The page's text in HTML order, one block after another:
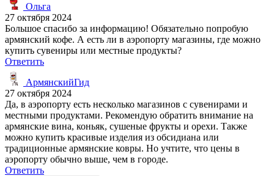
Ольга
27 октября 2024
Большое спасибо за информацию! Обязательно попробую
армянский кофе. А есть ли в аэропорту магазины, где можно
купить сувениры или местные продукты?
Ответить
АрмянскийГид
27 октября 2024
Да, в аэропорту есть несколько магазинов с сувенирами и
местными продуктами. Рекомендую обратить внимание на
армянские вина, коньяк, сушеные фрукты и орехи. Также
можно купить красивые изделия из обсидиана или
традиционные армянские ковры. Но учтите, что цены в
аэропорту обычно выше, чем в городе.
Ответить